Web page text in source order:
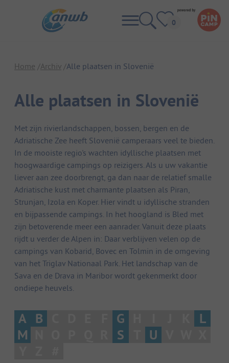
Home Archiv Alle plaatsen in Slovenië
Alle plaatsen in Slovenië
Met zijn rivierlandschappen, bossen, bergen en de
Adriatische Zee heeft Slovenië camperaars veel te bieden.
In de mooiste regio's wachten idyllische plaatsen met
hoogwaardige campings op reizigers. Als u uw vakantie
liever aan zee doorbrengt, ga dan naar de relatief smalle
Adriatische kust met charmante plaatsen als Piran,
Strunjan, Izola en Koper. Hier vindt u idyllische stranden
en bijpassende campings. In het hoogland is Bled met
zijn betoverende meer een aanrader. Vanuit deze plaats
rijdt u verder de Alpen in: Daar verblijven velen op de
campings van Kobarid, Bovec en Tolmin in de omgeving
van het Triglav Nationaal Park. Het landschap van de
Sava en de Drava in Maribor wordt gekenmerkt door
ondiepe heuvels.
A B G
L
M
S U